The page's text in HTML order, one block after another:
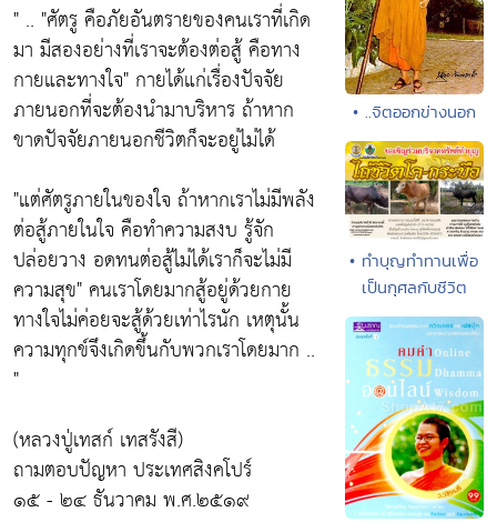
" .. "ศัตรู คือภัยอันตรายของคนเราที่เกิด
มา มีสองอย่างที่เราจะต้องต่อสู้ คือทาง
กายและทางใจ" กายได้แก่เรื่องปัจจัย
ภายนอกที่จะต้องนำมาบริหาร ถ้าหาก
ขาดปัจจัยภายนอกชีวิตก็จะอยู่ไม่ได้
"แต่ศัตรูภายในของใจ ถ้าหากเราไม่มีพลัง
ต่อสู้ภายในใจ คือทำความสงบ รู้จัก
ปล่อยวาง อดทนต่อสู้ไม่ได้เราก็จะไม่มี
ความสุข"คนเราโดยมากสู้อยู่ด้วยกาย
ทางใจไม่ค่อยจะสู้ด้วยเท่าไรนัก เหตุนั้น
ความทุกข์จึงเกิดขึ้นกับพวกเราโดยมาก ..
"
(หลวงปู่เทสก์ เทสรังสี)
ถามตอบปัญหา ประเทศสิงคโปร์
๑๕ - ๒๔ ธันวาคม พ.ศ.๒๕๑๙
• ..จิตออกข่างนอก
• ทำบุญทำทานเพื่อ
เป็นกุศลกับชีวิต